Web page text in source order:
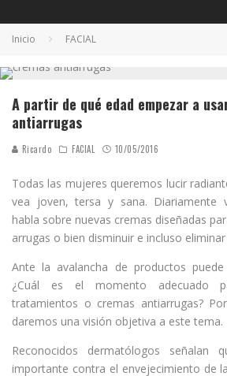
Inicio FACIAL
A partir de qué edad empezar a
antiarrugas
Ricardo FACIAL 10/05/2016
Todas las mujeres queremos lucir
vea joven, tersa y sana. Diariamente
habla sobre nuevas cremas diseñadas
arrugas o bien disminuir e incluso
Ante la avalancha de productos
¿Cuál es el momento adecuado
tratamientos o cremas antiarrugas?
daremos una visión objetiva a este tema.
Reconocidos dermatólogos señalan
importante contra el envejecimiento de